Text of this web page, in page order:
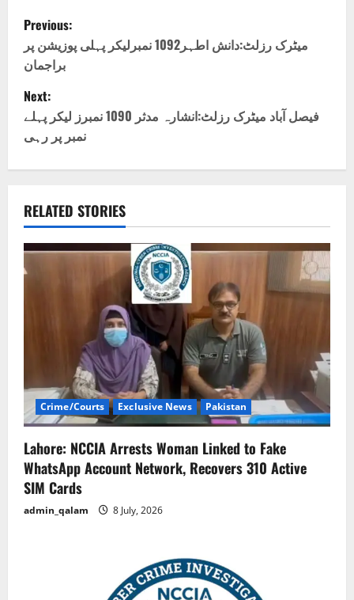
P
o
s
t
n
v
i
g
i
o
n
Previous:
میٹرک رزلٹ:دانش اطہر1092 نمبرلیکر پہلی پوزیشن پر
براجمان
Next:
فیصل آباد میٹرک رزلٹ:انشارہ مدثر 1090 نمبرز لیکر پہلے
نمبر پر رہی
RELATED STORIES
Crime/Courts Exclusive News Pakistan
Lahore: NCCIA Arrests Woman Linked to Fake
WhatsApp Account Network, Recovers 310 Active
SIM Cards
admin_qalam 8 July, 2026